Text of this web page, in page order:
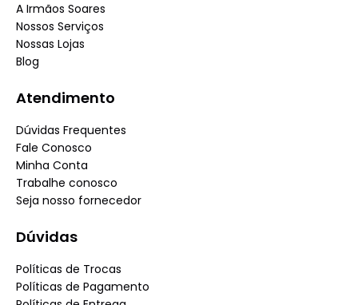
A Irmãos Soares
Nossos Serviços
Nossas Lojas
Blog
Atendimento
Dúvidas Frequentes
Fale Conosco
Minha Conta
Trabalhe conosco
Seja nosso fornecedor
Dúvidas
Políticas de Trocas
Políticas de Pagamento